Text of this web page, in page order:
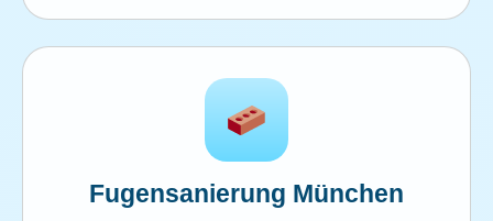
Fugensanierung München